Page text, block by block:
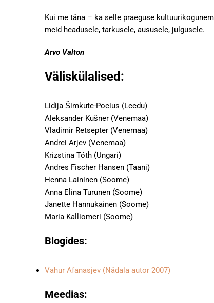
Kui me täna – ka selle praeguse
meid headusele, tarkusele, aususele, julgusele.
Arvo Valton
Väliskülalised:
Lidija Šimkute-Pocius (Leedu)
Aleksander Kušner (Venemaa)
Vladimir Retsepter (Venemaa)
Andrei Arjev (Venemaa)
Krizstina Tóth (Ungari)
Andres Fischer Hansen (Taani)
Henna Laininen (Soome)
Anna Elina Turunen (Soome)
Janette Hannukainen (Soome)
Maria Kalliomeri (Soome)
Blogides:
Vahur Afanasjev (Nädala autor 2007)
Meedias: